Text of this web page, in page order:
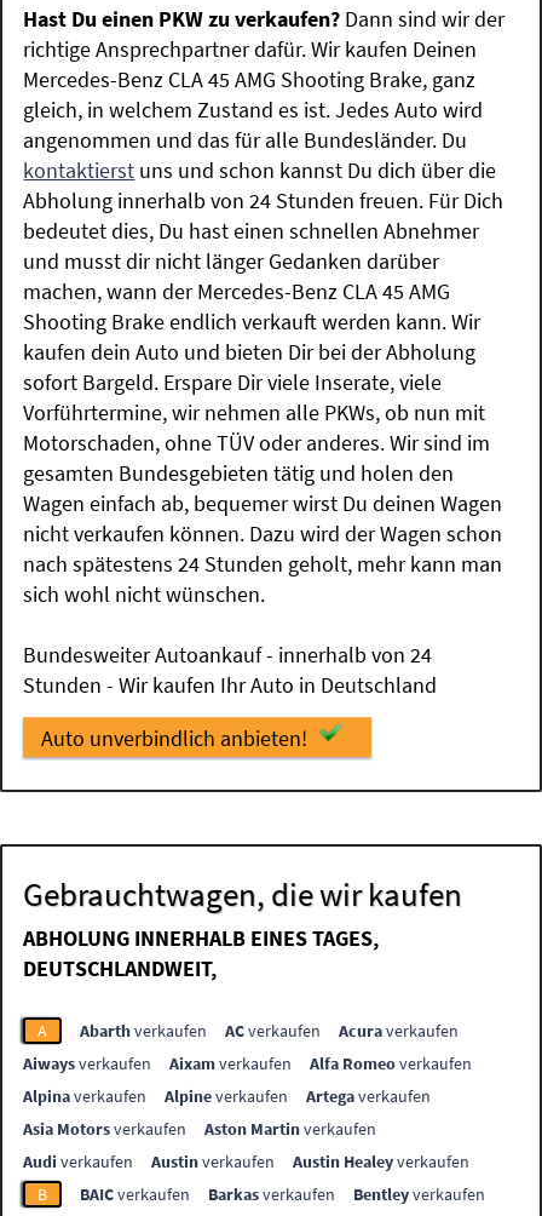
Hast Du einen PKW zu verkaufen? Dann sind wir der
richtige Ansprechpartner dafür. Wir kaufen Deinen
Mercedes-Benz CLA 45 AMG Shooting Brake, ganz
gleich, in welchem Zustand es ist. Jedes Auto wird
angenommen und das für alle Bundesländer. Du
kontaktierst uns und schon kannst Du dich über die
Abholung innerhalb von 24 Stunden freuen. Für Dich
bedeutet dies, Du hast einen schnellen Abnehmer
und musst dir nicht länger Gedanken darüber
machen, wann der Mercedes-Benz CLA 45 AMG
Shooting Brake endlich verkauft werden kann. Wir
kaufen dein Auto und bieten Dir bei der Abholung
sofort Bargeld. Erspare Dir viele Inserate, viele
Vorführtermine, wir nehmen alle PKWs, ob nun mit
Motorschaden, ohne TÜV oder anderes. Wir sind im
gesamten Bundesgebieten tätig und holen den
Wagen einfach ab, bequemer wirst Du deinen Wagen
nicht verkaufen können. Dazu wird der Wagen schon
nach spätestens 24 Stunden geholt, mehr kann man
sich wohl nicht wünschen.
Bundesweiter Autoankauf - innerhalb von 24
Stunden - Wir kaufen Ihr Auto in Deutschland
Auto unverbindlich anbieten!
Gebrauchtwagen, die wir kaufen
ABHOLUNG INNERHALB EINES TAGES,
DEUTSCHLANDWEIT,
A Abarthverkaufen ACverkaufen Acuraverkaufen
Aiwaysverkaufen Aixamverkaufen Alfa Romeoverkaufen
Alpinaverkaufen Alpineverkaufen Artegaverkaufen
Asia Motorsverkaufen Aston Martinverkaufen
Audi verkaufen Austinverkaufen Austin Healeyverkaufen
B
BAICverkaufen Barkasverkaufen Bentleyverkaufen